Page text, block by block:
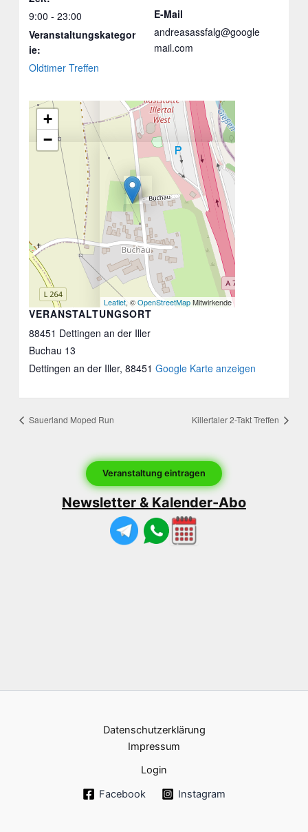
9:00 - 23:00
Veranstaltungskategor
ie:
Oldtimer Treffen
E-Mail
andreasassfalg@google
mail.com
VERANSTALTUNGSORT
88451 Dettingen an der Iller
Buchau 13
Dettingen an der Iller, 88451 Google Karte anzeigen
+
−
Leaflet, ©OpenStreetMapMitwirkende
Sauerland Moped Run Killertaler 2-Takt Treffen
Veranstaltung eintragen
Newsletter & Kalender-Abo
Datenschutzerklärung
Impressum
Login
Facebook
Instagram